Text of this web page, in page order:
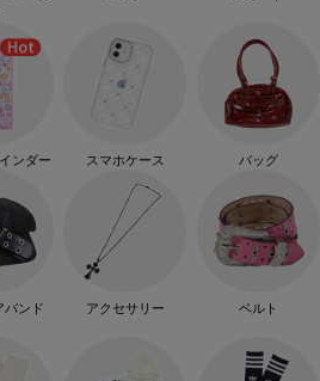
ンダー スマホケース バッグ
バンド アクセサリー ベルト